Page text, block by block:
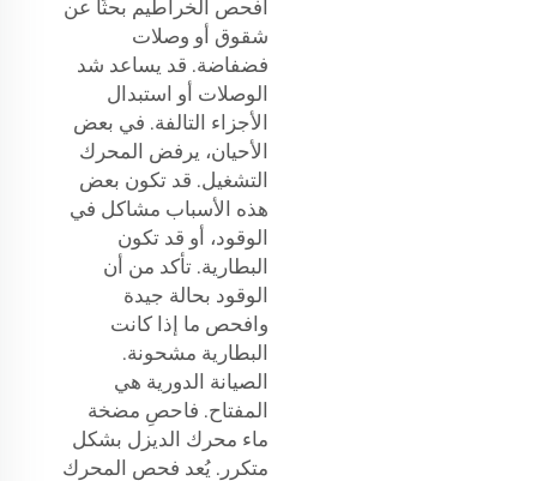
افحص الخراطيم بحثًا عن
شقوق أو وصلات
فضفاضة. قد يساعد شد
الوصلات أو استبدال
الأجزاء التالفة. في بعض
الأحيان، يرفض المحرك
التشغيل. قد تكون بعض
هذه الأسباب مشاكل في
الوقود، أو قد تكون
البطارية. تأكد من أن
الوقود بحالة جيدة
وافحص ما إذا كانت
البطارية مشحونة.
الصيانة الدورية هي
المفتاح. فاحصِ مضخة
ماء محرك الديزل بشكل
متكرر. يُعد فحص المحرك